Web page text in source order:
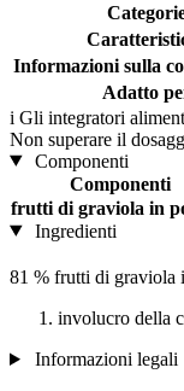
Informazioni sulla
Adatto
i Gli integratori
Non superare il
Componenti
Componenti
frutti di graviola in
Ingredienti
81 % frutti di graviola
involucro della
Informazioni legali